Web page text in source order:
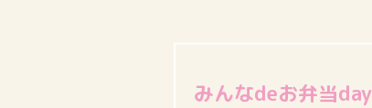
みんなdeお弁当day